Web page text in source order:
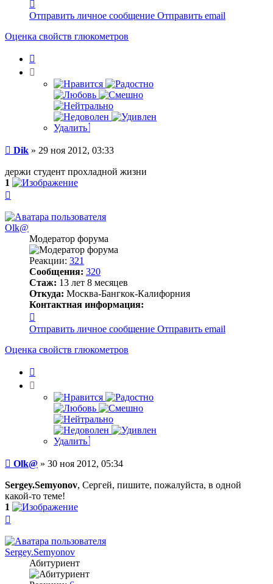
информация
пользователя
Dik
Отправить личное сообщение Отправить email
Оценка свойств глюкометров
Удалить
Сообщение
Dik » 29 ноя 2012, 03:33
держи студент прохладной жизни
1
началу
Olk@
Модератор форума
Реакции: 321
Сообщения: 320
Стаж: 13 лет 8 месяцев
Откуда: Москва-Бангкок-Калифорния
Контактная информация:
информация
пользователя
Olk@
Отправить личное сообщение Отправить email
Оценка свойств глюкометров
Удалить
Сообщение
Olk@ » 30 ноя 2012, 05:34
Sergey.Semyonov, Сергей, пишите, пожалуйста, в одной
какой-то теме!
1
началу
Sergey.Semyonov
Абитуриент